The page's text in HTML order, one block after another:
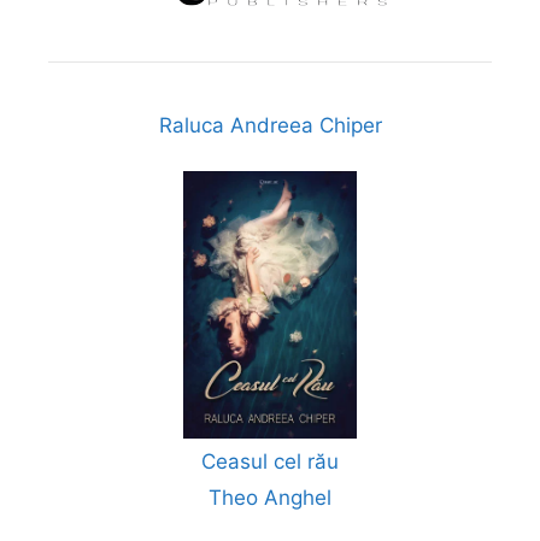
Raluca Andreea Chiper
Ceasul cel rău
Theo Anghel